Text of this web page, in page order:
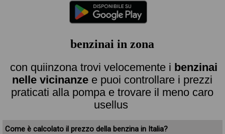
benzinai in zona
con quiinzona trovi velocemente i benzinai
nelle vicinanze e puoi controllare i prezzi
praticati alla pompa e trovare il meno caro
usellus
Come è calcolato il prezzo della benzina in Italia?